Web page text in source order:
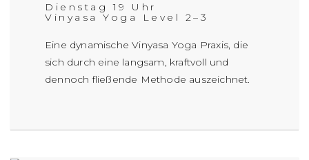
Dienstag 19 Uhr
Vinyasa Yoga Level 2–3
Eine dynamische Vinyasa Yoga Praxis, die
sich durch eine langsam, kraftvoll und
dennoch fließende Methode auszeichnet.